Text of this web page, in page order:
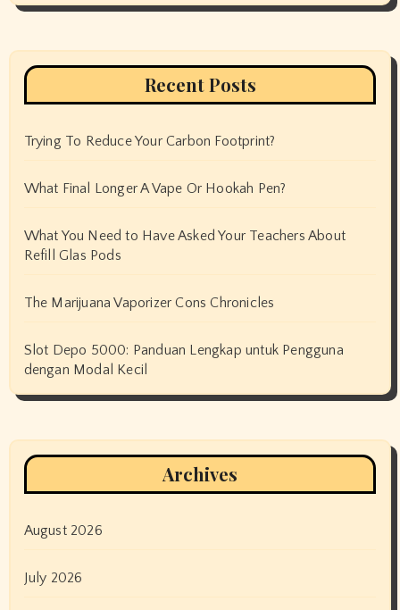
Recent Posts
Trying To Reduce Your Carbon Footprint?
What Final Longer A Vape Or Hookah Pen?
What You Need to Have Asked Your Teachers About
Refill Glas Pods
The Marijuana Vaporizer Cons Chronicles
Slot Depo 5000: Panduan Lengkap untuk Pengguna
dengan Modal Kecil
Archives
August 2026
July 2026